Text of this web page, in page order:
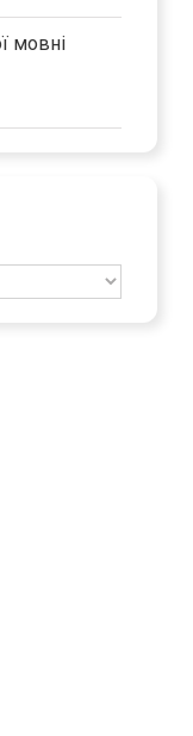
мовні